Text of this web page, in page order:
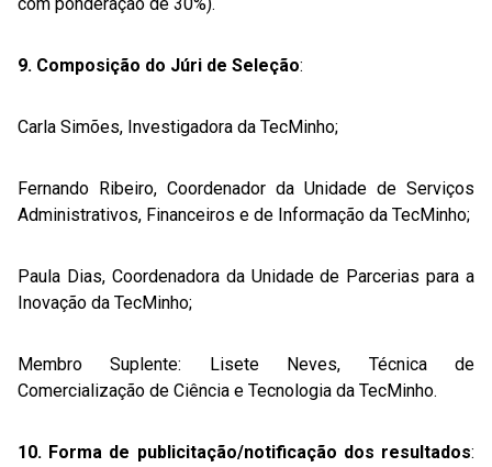
9. Composição do Júri de Seleção:
Carla Simões, Investigadora da TecMinho;
Fernando Ribeiro, Coordenador da Unidade de Serviços
Administrativos, Financeiros e de Informação da TecMinho;
Paula Dias, Coordenadora da Unidade de Parcerias para a
Inovação da TecMinho;
Membro Suplente: Lisete Neves, Técnica de
Comercialização de Ciência e Tecnologia da TecMinho.
10. Forma de publicitação/notificação dos resultados: